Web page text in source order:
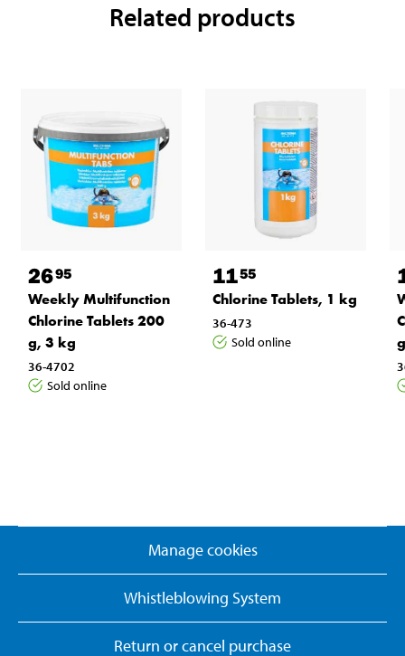
Related products
2695
Weekly Multifunction
Chlorine Tablets 200
g, 3 kg
36-4702
Sold online
1155
Chlorine Tablets, 1 kg
36-473
Sold online
Manage cookies
Whistleblowing System
Return or cancel purchase